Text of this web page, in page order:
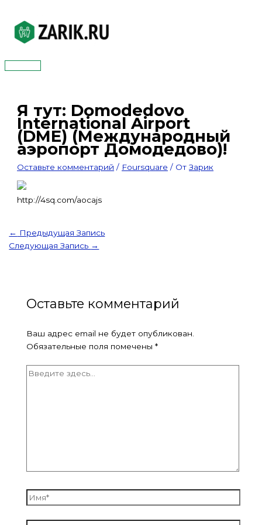
содержимому
Главное
Я тут: Domodedovo
International Airport
(DME) (Международный
аэропорт Домодедово)!
Оставьте комментарий / Foursquare / ОтЗарик
http://4sq.com/aocajs
← Предыдущая Запись
Следующая Запись →
Оставьте комментарий
Ваш адрес email не будет опубликован.
Обязательные поля помечены *
Введите
Имя*